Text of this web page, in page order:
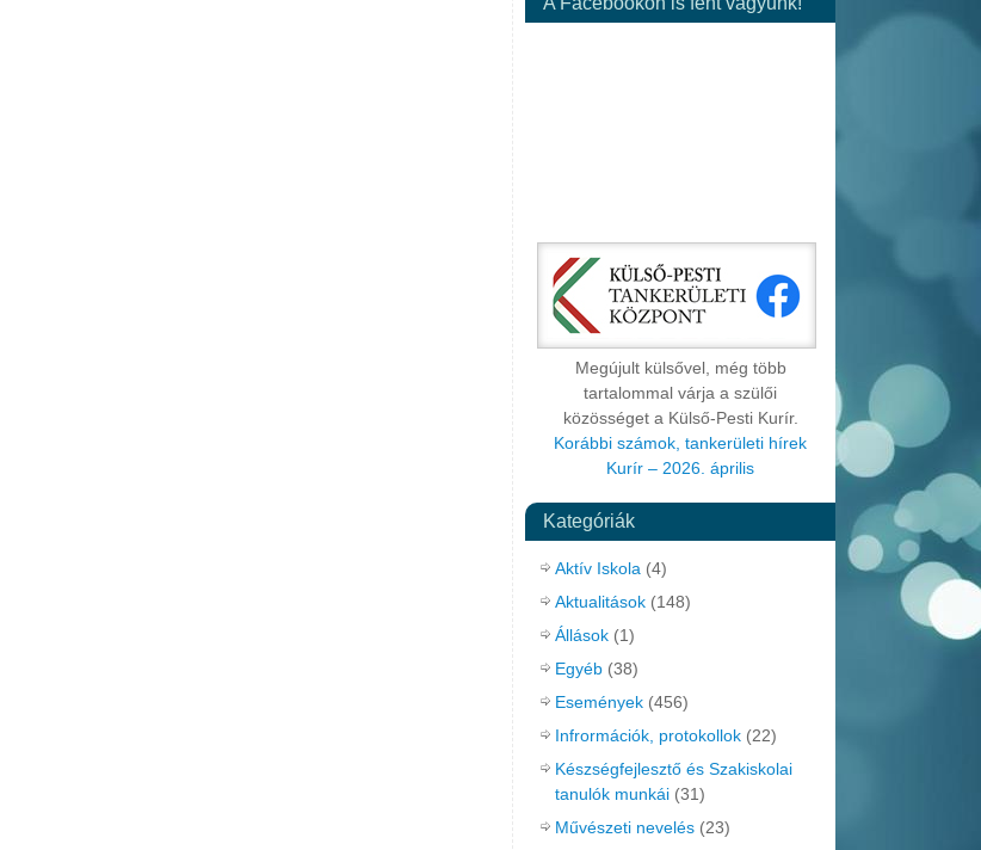
Megújult külsővel, még több
tartalommal várja a szülői
közösséget a Külső-Pesti Kurír.
Korábbi számok, tankerületi hírek
Kurír – 2026. április
Kategóriák
Aktív Iskola (4)
Aktualitások (148)
Állások (1)
Egyéb (38)
Események (456)
Infrormációk, protokollok (22)
Készségfejlesztő és Szakiskolai
tanulók munkái (31)
Művészeti nevelés (23)